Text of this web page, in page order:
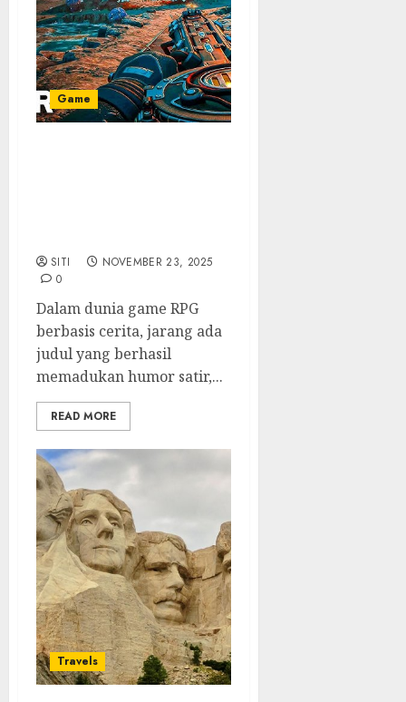
Game
SITI
NOVEMBER 23, 2025
0
Dalam dunia game RPG
berbasis cerita, jarang ada
judul yang berhasil
memadukan humor satir,...
READ MORE
Travels